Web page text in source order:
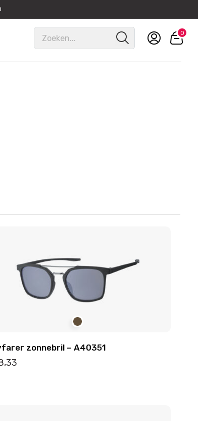
0
zonnebril – A40351